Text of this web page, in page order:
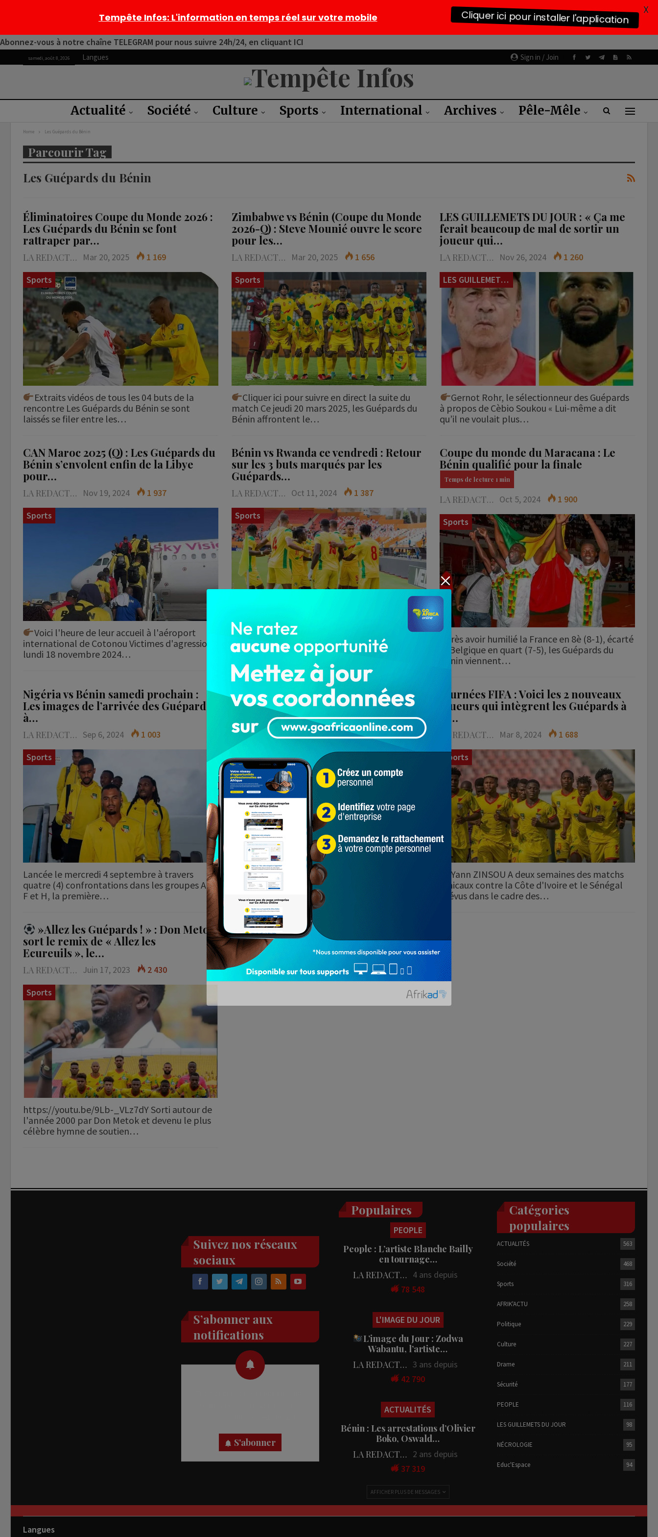
Abonnez-vous à notre chaîne TELEGRAM pour nous suivre 24h/24, en cliquant ICI
Sign in / Join
samedi, août 8, 2026 Langues
Actualité Société Culture Sports International Archives Pêle-Mêle
Home Les Guépards du Bénin
Parcourir Tag
Les Guépards du Bénin
Éliminatoires Coupe du Monde 2026 :
Les Guépards du Bénin se font
rattraper par…
LA REDACTION Mar 20, 2025
1 169
Sports
Extraits vidéos de tous les 04 buts de la
rencontre Les Guépards du Bénin se sont
laissés se filer entre les…
Zimbabwe vs Bénin (Coupe du Monde
2026-Q) : Steve Mounié ouvre le score
pour les…
LA REDACTION Mar 20, 2025
1 656
Sports
Cliquer ici pour suivre en direct la suite du
match Ce jeudi 20 mars 2025, les Guépards du
Bénin affrontent le…
LES GUILLEMETS DU JOUR : « Ça me
ferait beaucoup de mal de sortir un
joueur qui…
LA REDACTION Nov 26, 2024
1 260
LES GUILLEMETS DU JOUR
Gernot Rohr, le sélectionneur des Guépards
à propos de Cèbio Soukou « Lui-même a dit
qu’il ne voulait plus…
CAN Maroc 2025 (Q) : Les Guépards du
Bénin s’envolent enfin de la Libye
pour…
LA REDACTION Nov 19, 2024
1 937
Sports
Voici l'heure de leur accueil à l'aéroport
international de Cotonou Victimes d'agressions
lundi 18 novembre 2024…
Bénin vs Rwanda ce vendredi : Retour
sur les 3 buts marqués par les
Guépards…
LA REDACTION Oct 11, 2024
1 387
Sports
Les Guépards du Bénin viennent de franchir un
pas décisif vers leur qualification à la prochaine
Coupe d'Afrique…
Coupe du monde du Maracana : Le
Bénin qualifié pour la finale
LA REDACTION Oct 5, 2024
1 900
Sports
Après avoir humilié la France en 8è (8-1), écarté
la Belgique en quart (7-5), les Guépards du
Bénin viennent…
Nigéria vs Bénin samedi prochain :
Les images de l’arrivée des Guépards
à…
LA REDACTION Sep 6, 2024
1 003
Sports
Lancée le mercredi 4 septembre à travers
quatre (4) confrontations dans les groupes A,D,
F et H, la première…
Classement Fifa : le Bénin fait un
incroyable bond de 6 places au plan
mondial,…
LA REDACTION Juin 20, 2024
2 294
Sports
Zoom sur les classements aux plans africain
et mondial
Yann ZINSOU Après les 3è et 4è
journées des…
Journées FIFA : Voici les 2 nouveaux
joueurs qui intègrent les Guépards à
la…
LA REDACTION Mar 8, 2024
1 688
Sports
Yann ZINSOU A deux semaines des matchs
amicaux contre la Côte d'Ivoire et le Sénégal
prévus dans le cadre des…
»Allez les Guépards ! » : Don Metok
sort le remix de « Allez les
Ecureuils », le…
LA REDACTION Juin 17, 2023
2 430
Sports
https://youtu.be/9Lb-_VLz7dY Sorti autour de
l'année 2000 par Don Metok et devenu le plus
célèbre hymne de soutien…
Suivez nos réseaux
sociaux
S’abonner aux
notifications
S'abonner
Populaires
PEOPLE
People : L’artiste Blanche Bailly
en tournage…
LA REDACTION
4 ans depuis
78 548
L'IMAGE DU JOUR
L’image du Jour : Zodwa
Wabantu, l’artiste…
LA REDACTION 3 ans depuis
42 790
ACTUALITÉS
Bénin : Les arrestations d’Olivier
Boko, Oswald…
LA REDACTION
2 ans depuis
37 319
AFFICHER PLUS DE MESSAGES
Catégories
populaires
ACTUALITÉS 563
Société 468
Sports 316
AFRIK'ACTU 258
Politique 229
Culture 227
Drame 211
Sécurité 177
PEOPLE 116
LES GUILLEMETS DU JOUR 98
NÉCROLOGIE 95
Educ'Espace 94
Langues
Tempête Infos: L'information en temps réel sur votre mobile Cliquer ici pour installer l'application
X